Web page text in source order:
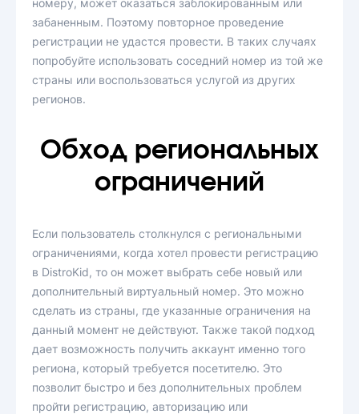
номеру, может оказаться заблокированным или
забаненным. Поэтому повторное проведение
регистрации не удастся провести. В таких случаях
попробуйте использовать соседний номер из той же
страны или воспользоваться услугой из других
регионов.
Обход региональных
ограничений
Если пользователь столкнулся с региональными
ограничениями, когда хотел провести регистрацию
в DistroKid, то он может выбрать себе новый или
дополнительный виртуальный номер. Это можно
сделать из страны, где указанные ограничения на
данный момент не действуют. Также такой подход
дает возможность получить аккаунт именно того
региона, который требуется посетителю. Это
позволит быстро и без дополнительных проблем
пройти регистрацию, авторизацию или